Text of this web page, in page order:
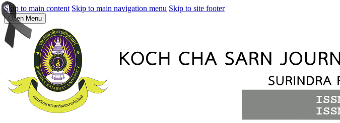
Skip to main content Skip to main navigation menu Skip to site footer
Open Menu